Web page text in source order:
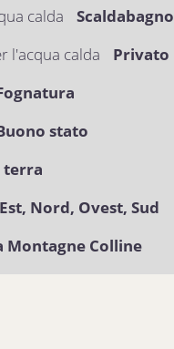
calda
Scaldabagno
l'acqua calda
Privato
stato
terra
Est, Nord, Ovest, Sud
Montagne Colline